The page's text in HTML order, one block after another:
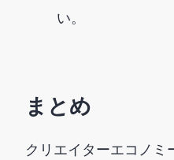
い。
まとめ
クリエイターエコノ